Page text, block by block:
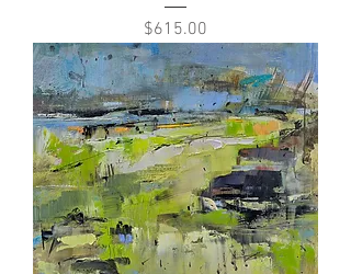
Price
$615.00